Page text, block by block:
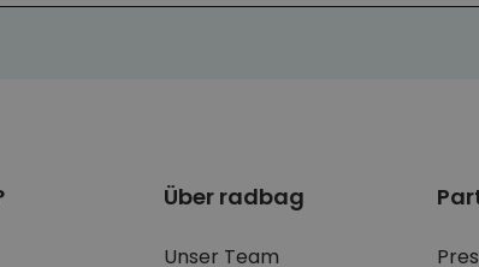
Über radbag
Unser Team